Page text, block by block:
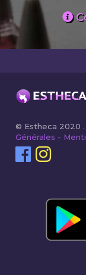
© Estheca
Générales -